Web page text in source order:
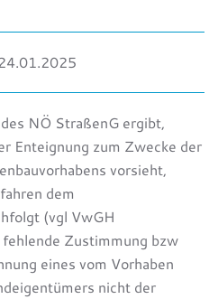
NÖ StraßenG ergibt,
Enteignung zum Zwecke der
vorsieht,
dem
(vgl VwGH
Zustimmung bzw
eines vom Vorhaben
nicht der